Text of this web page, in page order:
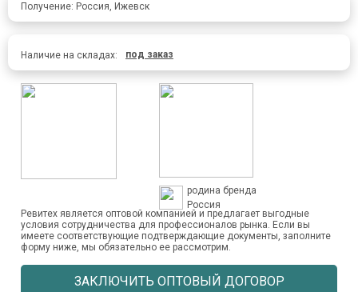
Получение: Россия, Ижевск
Наличие на складах: под заказ
родина бренда
Россия
Ревитех является оптовой компанией и предлагает выгодные
условия сотрудничества для профессионалов рынка. Если вы
имеете соответствующие подтверждающие документы, заполните
форму ниже, мы обязательно ее рассмотрим.
ЗАКЛЮЧИТЬ ОПТОВЫЙ ДОГОВОР